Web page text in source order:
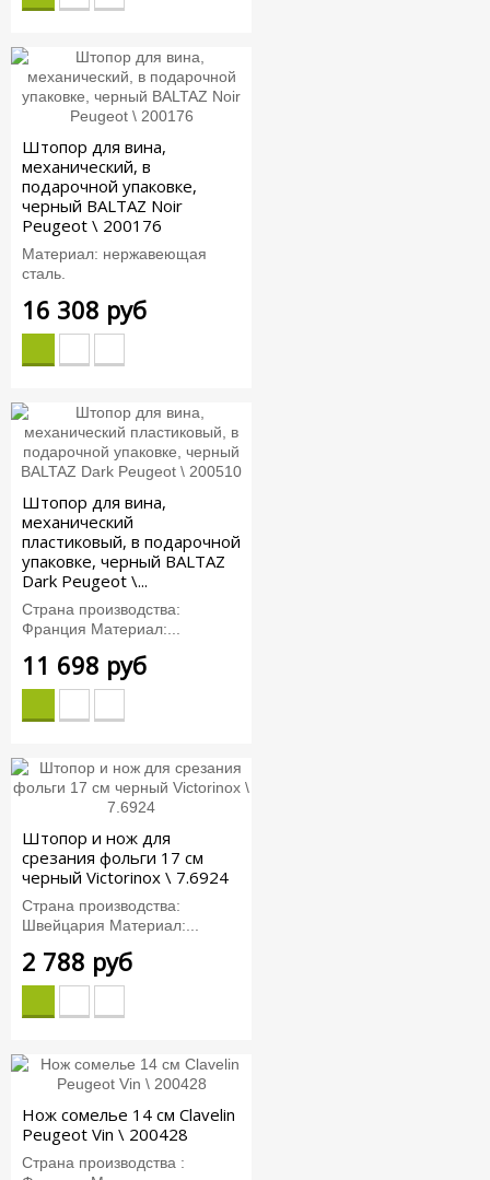
Штопор для вина,
механический, в
подарочной упаковке,
черный BALTAZ Noir
Peugeot \ 200176
Материал: нержавеющая
сталь.
16 308 руб
Штопор для вина,
механический
пластиковый, в подарочной
упаковке, черный BALTAZ
Dark Peugeot \...
Страна производства:
Франция Материал:...
11 698 руб
Штопор и нож для
срезания фольги 17 см
черный Victorinox \ 7.6924
Страна производства:
Швейцария Материал:...
2 788 руб
Нож сомелье 14 см Clavelin
Peugeot Vin \ 200428
Страна производства :